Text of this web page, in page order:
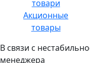
Акционные
товары
В связи с
менеджера